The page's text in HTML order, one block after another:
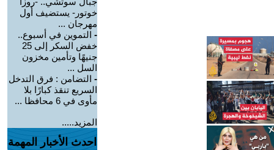
خوتور- يستضيف أول
مهرجان ...
- التموين في أسبوع..
خفض السكر إلى 25
جنيهًا وتأمين مخزون
السل ...
- التضامن : فرق التدخل
السريع تنقذ كبارًا بلا
مأوى في 6 محافظا ...
المزيد.....
احدث الأخبار المهمة